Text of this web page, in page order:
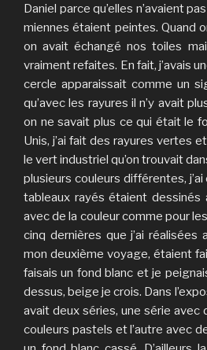
Daniel parce qu’elles n’avaient
miennes étaient peintes. Quand
on avait échangé nos toiles
vraiment refaites. En fait, j’avais
cercle apparaissait comme un
qu’avec les rayures il n’y avait
on ne savait plus ce qui était le
Unis, j’ai fait des rayures vertes
le vert industriel qu’on trouvait
plusieurs couleurs différentes,
tableaux rayés étaient dessinés
avec de la couleur comme pour
cinq dernières que j’ai réalisées
mon deuxième voyage, étaient
faisais un fond blanc et je
dessus, beige je crois. Dans
avait deux séries, une série avec
couleurs pastels et l’autre avec